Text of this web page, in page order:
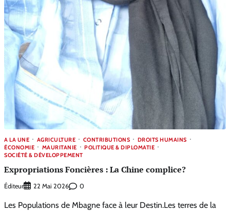
A LA UNE AGRICULTURE CONTRIBUTIONS
DROITS HUMAINS
ÉCONOMIE
MAURITANIE
POLITIQUE & DIPLOMATIE
SOCIÉTÉ & DÉVELOPPEMENT
Expropriations Foncières : La Chine complice?
Éditeur 22 Mai 2026 0
Les Populations de Mbagne face à leur Destin.Les terres de la